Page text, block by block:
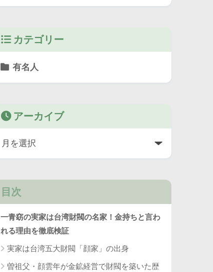
カテゴリー
有名人
アーカイブ
目次
一青窈の実家は台湾財閥の名家！金持ちと言わ
れる理由を徹底検証
実家は台湾五大財閥「顔家」の出身
曽祖父・顔雲年が金鉱経営で財閥を築いた歴